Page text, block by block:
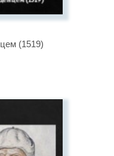
(1519)